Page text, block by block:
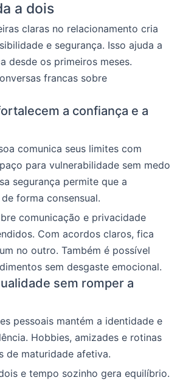
a dois
claras no relacionamento cria
e segurança. Isso ajuda a
desde os primeiros meses.
francas sobre
a confiança e a
comunica seus limites com
para vulnerabilidade sem medo
segurança permite que a
forma consensual.
comunicação e privacidade
Com acordos claros, fica
no outro. Também é possível
sem desgaste emocional.
sem romper a
pessoais mantém a identidade e
Hobbies, amizades e rotinas
de maturidade afetiva.
e tempo sozinho gera equilíbrio.